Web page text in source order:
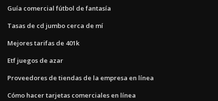
Guía comercial fútbol de fantasía
Tasas de cd jumbo cerca de mí
Mejores tarifas de 401k
Etf juegos de azar
Proveedores de tiendas de la empresa en línea
Cómo hacer tarjetas comerciales en línea